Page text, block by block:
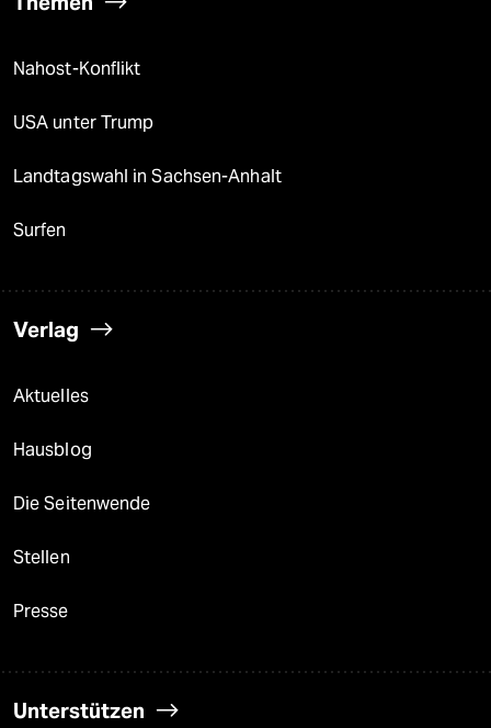
Nahost-Konflikt
USA unter Trump
Landtagswahl in Sachsen-Anhalt
Surfen
Verlag
Aktuelles
Hausblog
Die Seitenwende
Stellen
Presse
Unterstützen